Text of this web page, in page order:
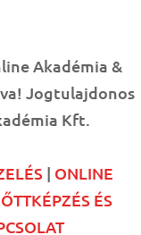
Akadémia &
Jogtulajdonos
Kft.
| ONLINE
ÉS